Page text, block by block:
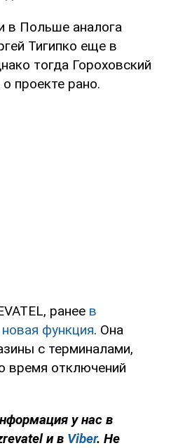
в Польше аналога
Тигипко еще в
тогда Гороховский
проекте рано.
ранее в
функция. Она
с терминалами,
время отключений
у нас в
и в Viber. Не